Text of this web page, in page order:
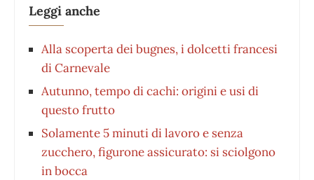
Leggi anche
Alla scoperta dei bugnes, i dolcetti francesi
di Carnevale
Autunno, tempo di cachi: origini e usi di
questo frutto
Solamente 5 minuti di lavoro e senza
zucchero, figurone assicurato: si sciolgono
in bocca